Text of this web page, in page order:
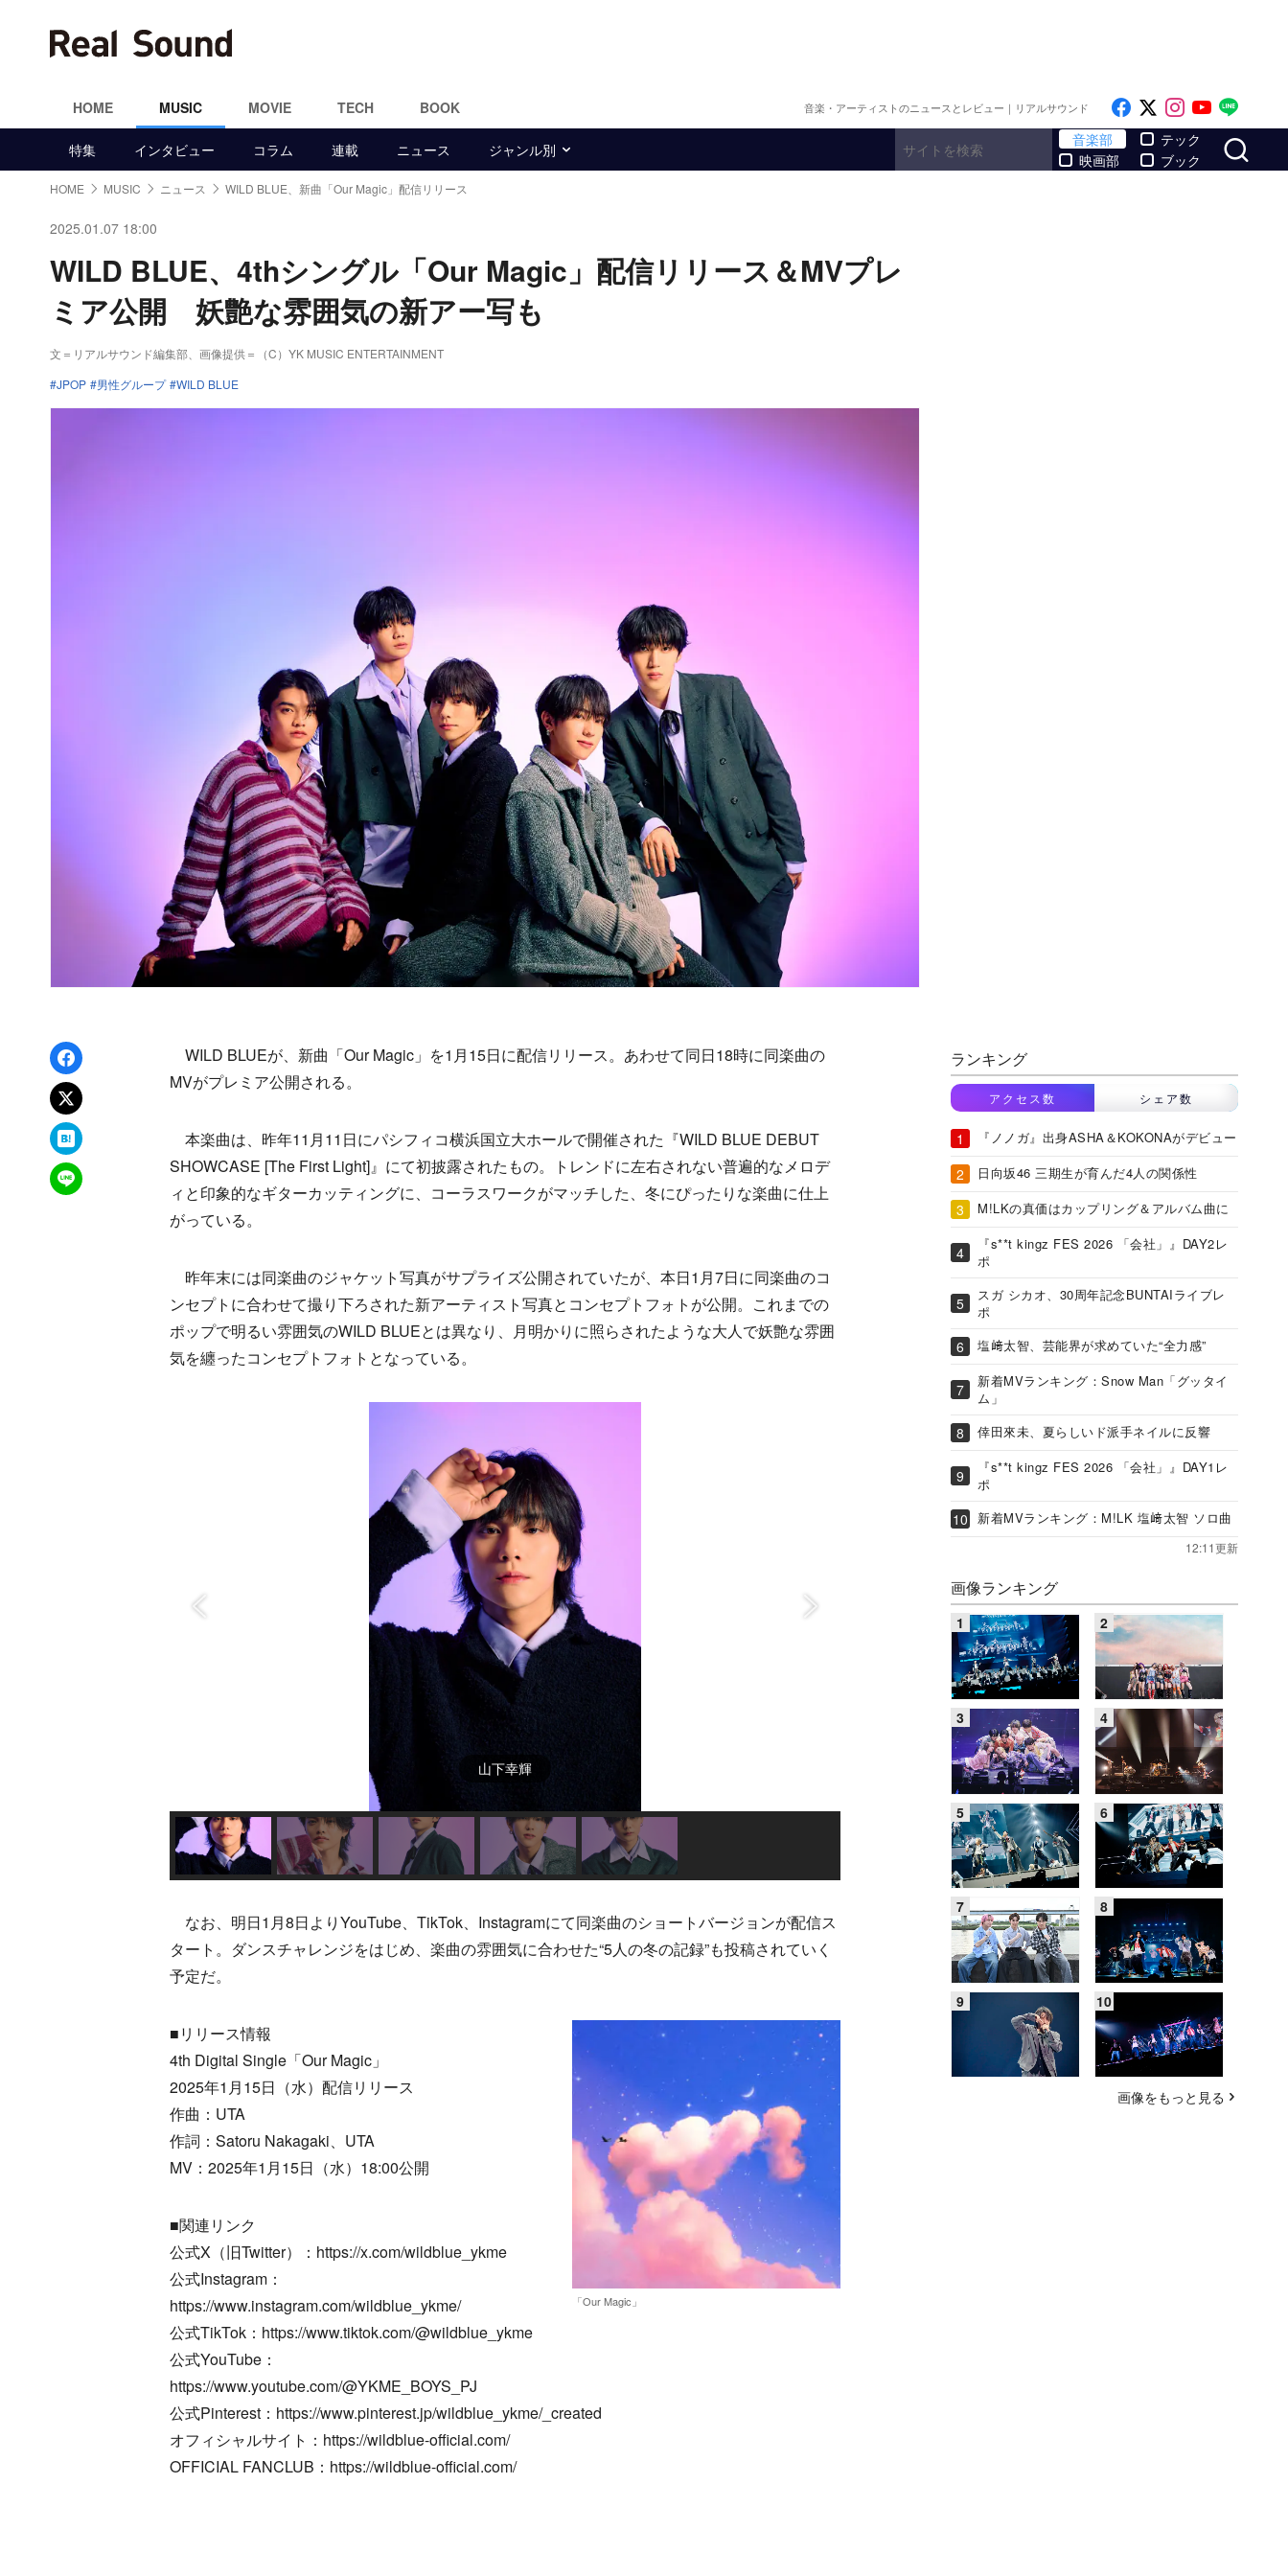
HOME MUSIC MOVIE TECH BOOK 音楽・アーティストのニュースとレビュー｜リアルサウンド Like on Facebook
Follow on x
Follow on
Follow
特集 インタビュー コラム 連載 ニュース ジャンル別
音楽部
映画部
テック
ブック
HOME MUSIC ニュース WILD BLUE、新曲「Our Magic」配信リリース
2025.01.07 18:00
WILD BLUE、4thシングル「Our Magic」配信リリース＆MVプレ
ミア公開 妖艶な雰囲気の新アー写も
文＝リアルサウンド編集部、画像提供＝（C）YK MUSIC ENTERTAINMENT
JPOP
男性グループ WILD BLUE
Facebookでシェア
xでポスト
はてなブックマーク
LINEで送る
WILD BLUEが、新曲「Our Magic」を1月15日に配信リリース。あわせて同日18時に同楽曲の
MVがプレミア公開される。
本楽曲は、昨年11月11日にパシフィコ横浜国立大ホールで開催された『WILD BLUE DEBUT
SHOWCASE [The First Light]』にて初披露されたもの。トレンドに左右されない普遍的なメロデ
ィと印象的なギターカッティングに、コーラスワークがマッチした、冬にぴったりな楽曲に仕上
がっている。
昨年末には同楽曲のジャケット写真がサプライズ公開されていたが、本日1月7日に同楽曲のコ
ンセプトに合わせて撮り下ろされた新アーティスト写真とコンセプトフォトが公開。これまでの
ポップで明るい雰囲気のWILD BLUEとは異なり、月明かりに照らされたような大人で妖艶な雰囲
気を纏ったコンセプトフォトとなっている。
山下幸輝
なお、明日1月8日よりYouTube、TikTok、Instagramにて同楽曲のショートバージョンが配信ス
タート。ダンスチャレンジをはじめ、楽曲の雰囲気に合わせた“5人の冬の記録”も投稿されていく
予定だ。
「Our Magic」
■リリース情報
4th Digital Single「Our Magic」
2025年1月15日（水）配信リリース
作曲：UTA
作詞：Satoru Nakagaki、UTA
MV：2025年1月15日（水）18:00公開
■関連リンク
公式X（旧Twitter）：https://x.com/wildblue_ykme
公式Instagram：
https://www.instagram.com/wildblue_ykme/
公式TikTok：https://www.tiktok.com/@wildblue_ykme
公式YouTube：
https://www.youtube.com/@YKME_BOYS_PJ
公式Pinterest：https://www.pinterest.jp/wildblue_ykme/_created
オフィシャルサイト：https://wildblue-official.com/
OFFICIAL FANCLUB：https://wildblue-official.com/
ランキング
アクセス数 シェア数
『ノノガ』出身ASHA＆KOKONAがデビュー
日向坂46 三期生が育んだ4人の関係性
M!LKの真価はカップリング＆アルバム曲に
『s**t kingz FES 2026 「会社」』DAY2レ
ポ
スガ シカオ、30周年記念BUNTAIライブレ
ポ
塩﨑太智、芸能界が求めていた“全力感”
新着MVランキング：Snow Man「グッタイ
ム」
倖田來未、夏らしいド派手ネイルに反響
『s**t kingz FES 2026 「会社」』DAY1レ
ポ
新着MVランキング：M!LK 塩﨑太智 ソロ曲
12:11更新
画像ランキング
画像をもっと見る